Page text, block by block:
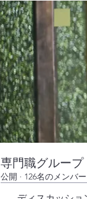
専門職グループ
公開 · 126名のメンバー